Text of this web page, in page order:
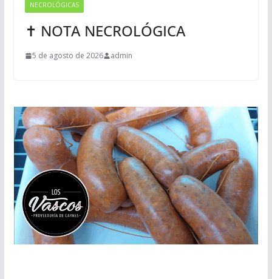
NECROLÓGICAS
✝ NOTA NECROLÓGICA
5 de agosto de 2026 admin